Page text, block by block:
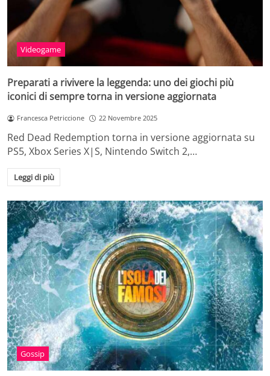
Videogame
Preparati a rivivere la leggenda: uno dei giochi più
iconici di sempre torna in versione aggiornata
Francesca Petriccione 22 Novembre 2025
Red Dead Redemption torna in versione aggiornata su
PS5, Xbox Series X|S, Nintendo Switch 2,…
Leggi di più
Gossip